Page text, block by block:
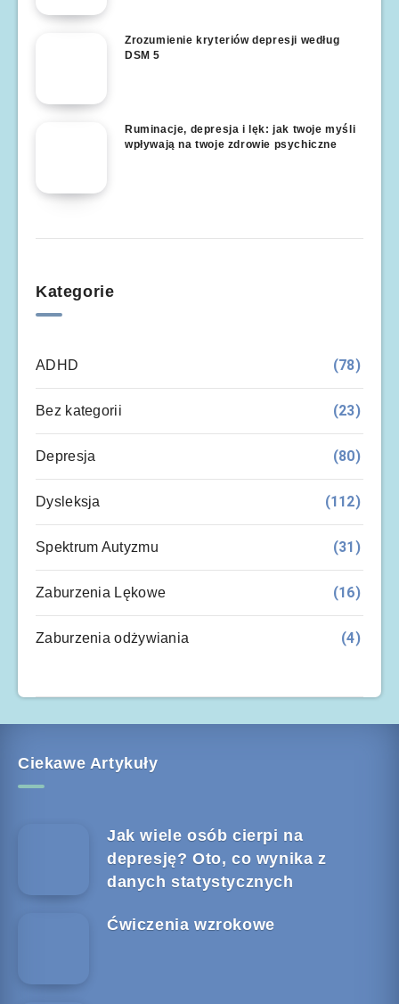
Zrozumienie kryteriów depresji według
DSM 5
Ruminacje, depresja i lęk: jak twoje myśli
wpływają na twoje zdrowie psychiczne
Kategorie
ADHD (78)
Bez kategorii (23)
Depresja (80)
Dysleksja (112)
Spektrum Autyzmu (31)
Zaburzenia Lękowe (16)
Zaburzenia odżywiania (4)
Ciekawe Artykuły
Jak wiele osób cierpi na
depresję? Oto, co wynika z
danych statystycznych
Ćwiczenia wzrokowe